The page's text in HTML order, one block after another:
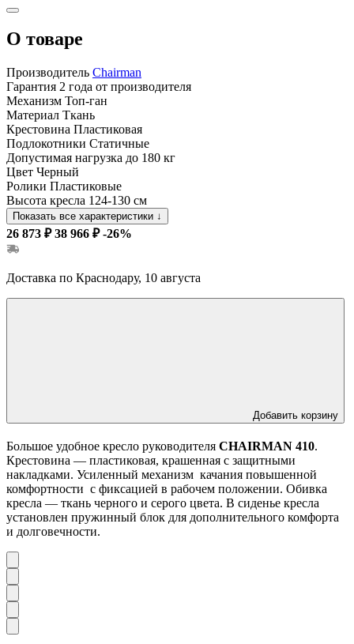
О товаре
Производитель Chairman
Гарантия 2 года от производителя
Механизм Топ-ган
Материал Ткань
Крестовина Пластиковая
Подлокотники Статичные
Допустимая нагрузка до 180 кг
Цвет Черный
Ролики Пластиковые
Высота кресла 124-130 см
Показать все характеристики ↓
26 873 ₽ 38 966 ₽ -26%
Доставка по Краснодару, 10 августа
Добавить корзину
Большое удобное кресло руководителя CHAIRMAN 410.
Крестовина — пластиковая, крашенная с защитными
накладками. Усиленный механизм качания повышенной
комфортности с фиксацией в рабочем положении. Обивка
кресла — ткань черного и серого цвета. В сиденье кресла
установлен пружинный блок для дополнительного комфорта
и долговечности.